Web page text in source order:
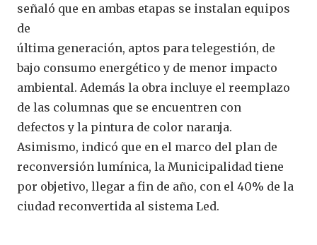
señaló que en ambas etapas se instalan equipos
de
última generación, aptos para telegestión, de
bajo consumo energético y de menor impacto
ambiental. Además la obra incluye el reemplazo
de las columnas que se encuentren con
defectos y la pintura de color naranja.
Asimismo, indicó que en el marco del plan de
reconversión lumínica, la Municipalidad tiene
por objetivo, llegar a fin de año, con el 40% de la
ciudad reconvertida al sistema Led.